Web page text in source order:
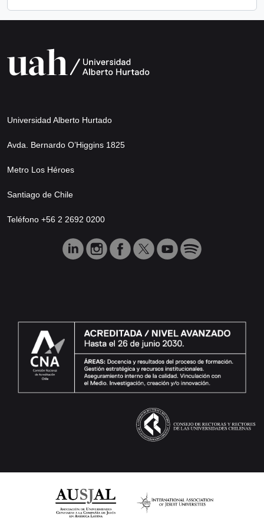
Universidad Alberto Hurtado
Avda. Bernardo O’Higgins 1825
Metro Los Héroes
Santiago de Chile
Teléfono +56 2 2692 0200